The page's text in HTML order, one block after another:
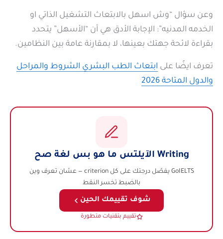
وعن سؤال “وش اسهل بالابتعاث التشغيل الذاتي او
الخدمه المدنيه”: الإجابة الأدق هي أن “الأسهل” يتحدد
بقراءة لائحة جهتك بعينها، لا بمقارنة عامة بين النظامين.
تعرف ايضًا على ابتعاث الطب البشري الشروط والمراحل
والدول المتاحة 2026
Writing الآيلتس ما هو بس لغة صح
GoIELTS يفصّل درجتك على كل criterion — عشان تعرف وين
بالضبط تخسر النقط
شوف تقييمك الحين
تقييم بتقنيات متطورة